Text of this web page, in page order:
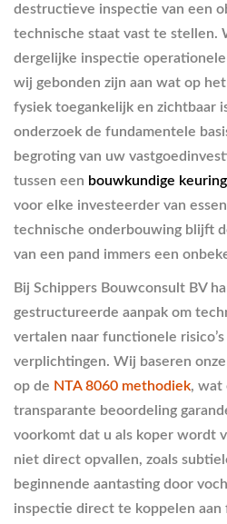
destructieve inspectie van een
technische staat vast te stellen.
dergelijke inspectie
wij gebonden zijn aan wat op
fysiek toegankelijk en zichtbaar
onderzoek de fundamentele
begroting van uw
tussen een bouwkundige
voor elke investeerder van
technische onderbouwing blijft
van een pand immers een
Bij Schippers Bouwconsult BV
gestructureerde aanpak om
vertalen naar functionele
verplichtingen. Wij baseren
op de NTA 8060 methodiek, wat
transparante beoordeling
voorkomt dat u als koper wordt
niet direct opvallen, zoals
beginnende aantasting door
inspectie direct te koppelen aan